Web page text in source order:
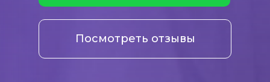
Посмотреть отзывы